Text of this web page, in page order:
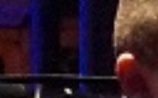
Anmeldung 5. Klassen
09. März 2026 –
12. März 2026
Uhrzeit:
Mo. 09.03.26 – 7:15 -12:30